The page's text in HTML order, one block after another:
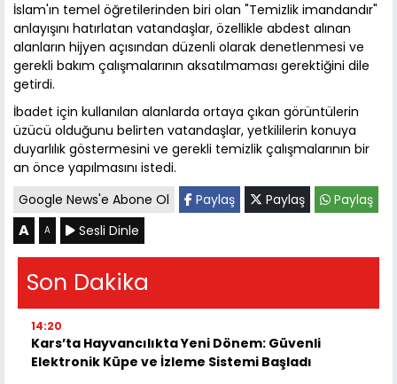
İslam'ın temel öğretilerinden biri olan "Temizlik imandandır"
anlayışını hatırlatan vatandaşlar, özellikle abdest alınan
alanların hijyen açısından düzenli olarak denetlenmesi ve
gerekli bakım çalışmalarının aksatılmaması gerektiğini dile
getirdi.
İbadet için kullanılan alanlarda ortaya çıkan görüntülerin
üzücü olduğunu belirten vatandaşlar, yetkililerin konuya
duyarlılık göstermesini ve gerekli temizlik çalışmalarının bir
an önce yapılmasını istedi.
Google News'e Abone Ol
Paylaş Paylaş Paylaş
A A Sesli Dinle
Son Dakika
14:20
Kars’ta Hayvancılıkta Yeni Dönem: Güvenli
Elektronik Küpe ve İzleme Sistemi Başladı